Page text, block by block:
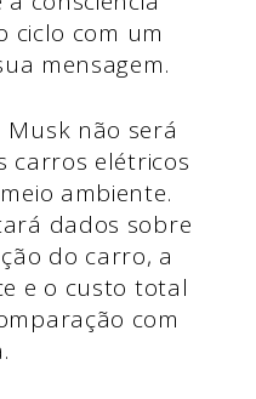
ciclo com um
mensagem.
não será
carros elétricos
ambiente.
dados sobre
do carro, a
e o custo total
com